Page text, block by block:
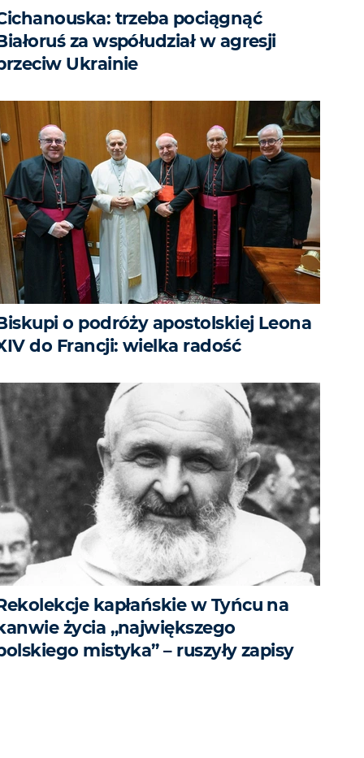
trzeba pociągnąć
za współudział w agresji
Ukrainie
o podróży apostolskiej Leona
do Francji: wielka radość
kapłańskie w Tyńcu na
życia „największego
mistyka” – ruszyły zapisy